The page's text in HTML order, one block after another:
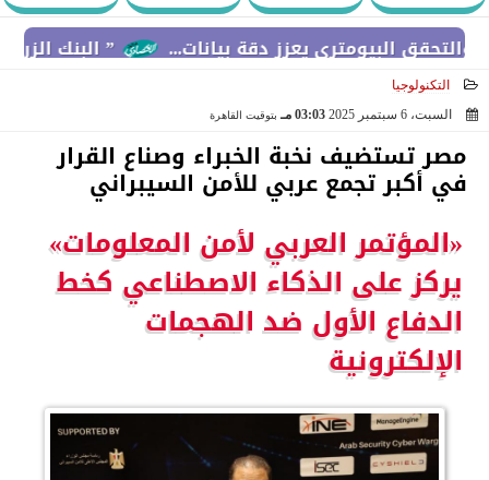
” البنك الزراعي
يعزز دقة بيانات...
التكنولوجيا
السبت، 6 سبتمبر 2025
03:03 مـ بتوقيت القاهرة
مصر تستضيف نخبة الخبراء وصناع القرار
في أكبر تجمع عربي للأمن السيبراني
«المؤتمر العربي لأمن المعلومات»
يركز على الذكاء الاصطناعي كخط
الدفاع الأول ضد الهجمات
الإلكترونية